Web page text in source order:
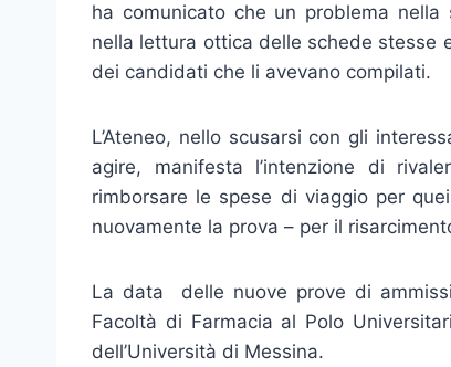
ha comunicato che un problema
nella lettura ottica delle schede stesse
dei candidati che li avevano compilati.
L’Ateneo, nello scusarsi con gli
agire, manifesta l’intenzione di
rimborsare le spese di viaggio per
nuovamente la prova – per il
La data delle nuove prove di
Facoltà di Farmacia al Polo
dell’Università di Messina.